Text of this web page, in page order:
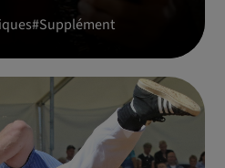
#Supplément